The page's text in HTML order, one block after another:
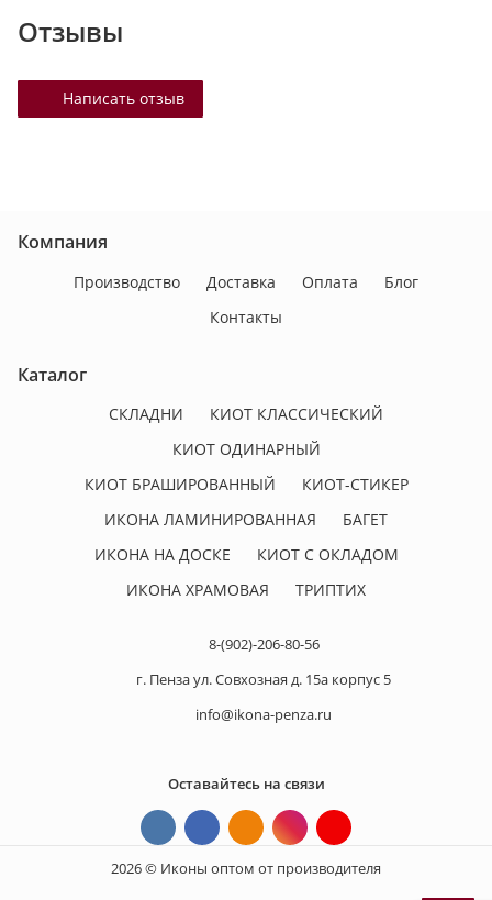
Отзывы
Написать отзыв
Компания
Производство Доставка Оплата
Блог
Контакты
Каталог
СКЛАДНИ
КИОТ КЛАССИЧЕСКИЙ
КИОТ ОДИНАРНЫЙ
КИОТ БРАШИРОВАННЫЙ
КИОТ-СТИКЕР
ИКОНА ЛАМИНИРОВАННАЯ
БАГЕТ
ИКОНА НА ДОСКЕ
КИОТ С ОКЛАДОМ
ИКОНА ХРАМОВАЯ
ТРИПТИХ
8-(902)-206-80-56
г. Пенза ул. Совхозная д. 15а корпус 5
info@ikona-penza.ru
Оставайтесь на связи
2026 © Иконы оптом от производителя